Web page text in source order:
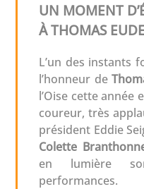
UN MOMENT
À THOMAS
L’un des instants
l’honneur de
l’Oise cette année
coureur, très
président Eddie
Colette
en lumière
performances.